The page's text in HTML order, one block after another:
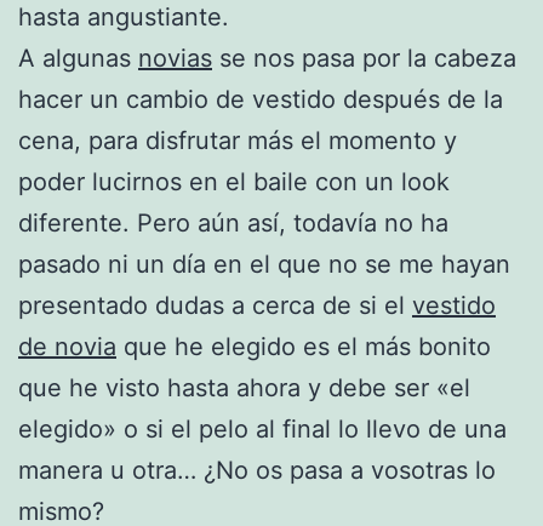
hasta angustiante.
A algunas novias se nos pasa por la cabeza
hacer un cambio de vestido después de la
cena, para disfrutar más el momento y
poder lucirnos en el baile con un look
diferente. Pero aún así, todavía no ha
pasado ni un día en el que no se me hayan
presentado dudas a cerca de si el vestido
de novia que he elegido es el más bonito
que he visto hasta ahora y debe ser «el
elegido» o si el pelo al final lo llevo de una
manera u otra… ¿No os pasa a vosotras lo
mismo?